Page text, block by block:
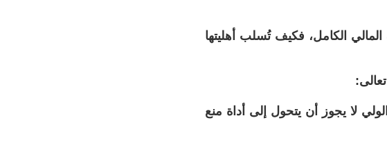
الكامل، فكيف تُسلب أهليتها
لا يجوز أن يتحول إلى أداة منع